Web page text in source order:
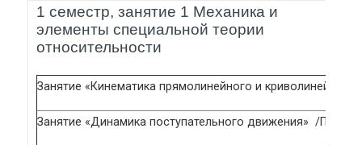
1 семестр, занятие 1 Механика и
элементы специальной теории
относительности
Занятие «Кинематика прямолинейного и
Занятие «Динамика поступательного движения» /Пр/